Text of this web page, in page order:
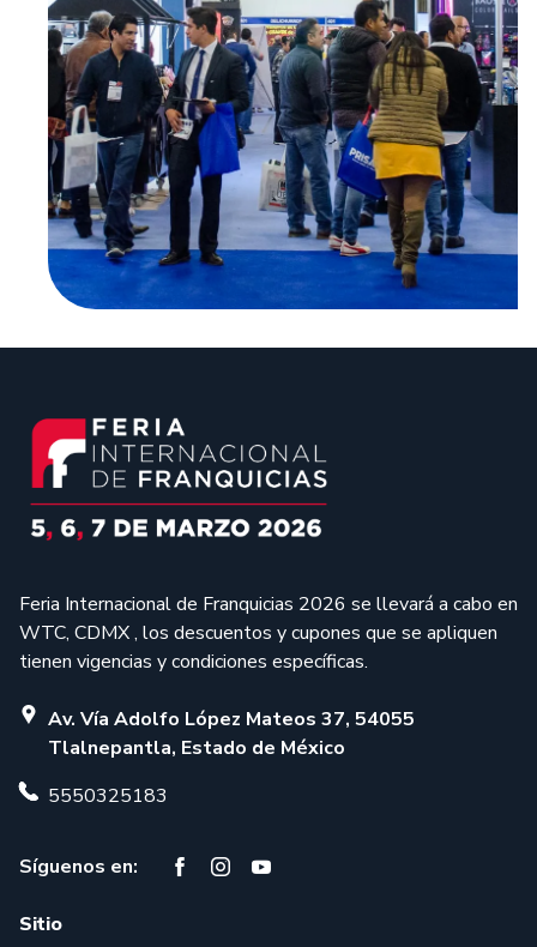
Feria Internacional de Franquicias 2026 se llevará a cabo en
WTC, CDMX , los descuentos y cupones que se apliquen
tienen vigencias y condiciones específicas.
Av. Vía Adolfo López Mateos 37, 54055
Tlalnepantla, Estado de México
5550325183
Síguenos en:
Sitio